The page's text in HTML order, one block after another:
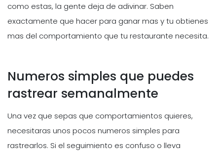
como estas, la gente deja de adivinar. Saben
exactamente que hacer para ganar mas y tu obtienes
mas del comportamiento que tu restaurante necesita.
Numeros simples que puedes
rastrear semanalmente
Una vez que sepas que comportamientos quieres,
necesitaras unos pocos numeros simples para
rastrearlos. Si el seguimiento es confuso o lleva